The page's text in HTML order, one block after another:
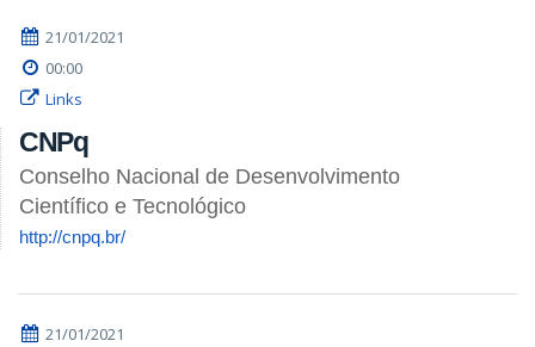
21/01/2021
00:00
Links
CNPq
Conselho Nacional de Desenvolvimento
Científico e Tecnológico
http://cnpq.br/
21/01/2021